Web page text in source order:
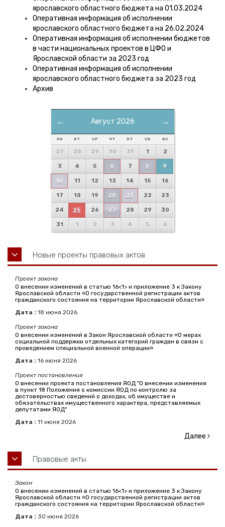
ярославского областного бюджета на 01.03.2024
Оперативная информация об исполнении
ярославского областного бюджета на 26.02.2024
Оперативная информация об исполнении бюджетов
в части национальных проектов в ЦФО и
Ярославской области за 2023 год
Оперативная информация об исполнении
ярославского областного бюджета за 2023 год
Архив
← →
Август 2026
ПН ВТ СР ЧТ ПТ СБ ВС
27 28 29 30 31 1 2
3 4 5 6 7 8 9
10 11 12 13 14 15 16
17 18 19 20 21 22 23
24 25 26 27 28 29 30
31 1 2 3 4 5 6
Новые проекты правовых актов
Проект закона
О внесении изменений в статью 16<1> и приложение 3 к Закону
Ярославской области «О государственной регистрации актов
гражданского состояния на территории Ярославской области»
Дата : 18 июня 2026
Проект закона
О внесении изменений в Закон Ярославской области «О мерах
социальной поддержки отдельных категорий граждан в связи с
проведением специальной военной операции»
Дата : 16 июня 2026
Проект постановления
О внесении проекта постановления ЯОД "О внесении изменения
в пункт 18 Положения о комиссии ЯОД по контролю за
достоверностью сведений о доходах, об имуществе и
обязательствах имущественного характера, представляемых
депутатами ЯОД"
Дата : 11 июня 2026
Далее
Правовые акты
Закон
О внесении изменений в статью 16<1> и приложение 3 к Закону
Ярославской области «О государственной регистрации актов
гражданского состояния на территории Ярославской области»
Дата : 30 июня 2026